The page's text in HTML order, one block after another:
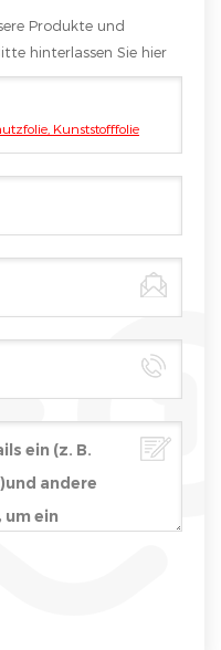
Produkte und
hinterlassen Sie hier
schnell wie möglich
Kunststofffolie